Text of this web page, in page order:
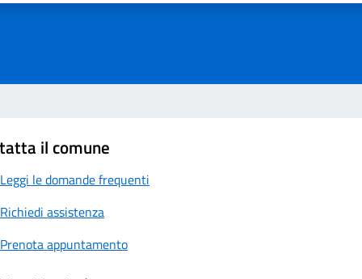
il comune
Leggi le domande frequenti
Richiedi assistenza
Prenota appuntamento